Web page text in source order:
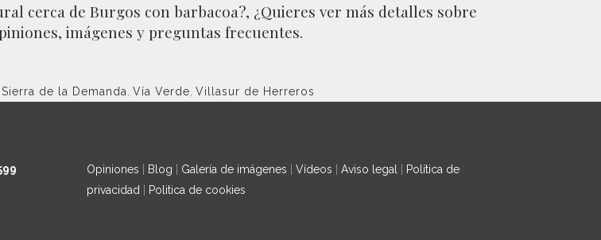
cerca de Burgos con barbacoa?, ¿Quieres ver más detalles sobre
, imágenes ypreguntas frecuentes.
Sierra de la Demanda, Vía Verde, Villasur de Herreros
Opiniones Blog Galería de imágenes Vídeos Aviso legal
Política de
privacidad
Politica de cookies